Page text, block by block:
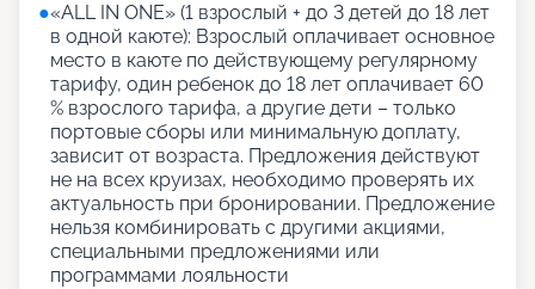
●«АLL IN ONE» (1 взрослый + до 3 детей до 18 лет
в одной каюте): Взрослый оплачивает основное
место в каюте по действующему регулярному
тарифу, один ребенок до 18 лет оплачивает 60
% взрослого тарифа, а другие дети – только
портовые сборы или минимальную доплату,
зависит от возраста. Предложения действуют
не на всех круизах, необходимо проверять их
актуальность при бронировании. Предложение
нельзя комбинировать с другими акциями,
специальными предложениями или
программами лояльности